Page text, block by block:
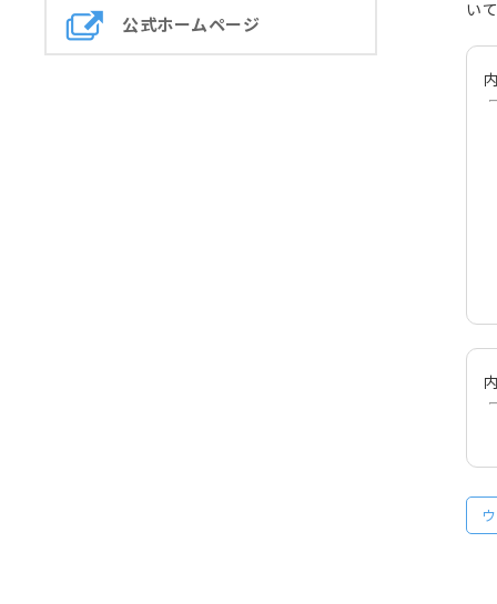
公式ホームページ
い